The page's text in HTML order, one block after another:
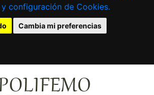
configuración de Cookies.
Cambia mi preferencias